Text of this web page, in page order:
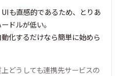
も直感的であるため、とりあ
ドルが低い。
化するだけなら簡単に始めら
どうしても連携先サービスの